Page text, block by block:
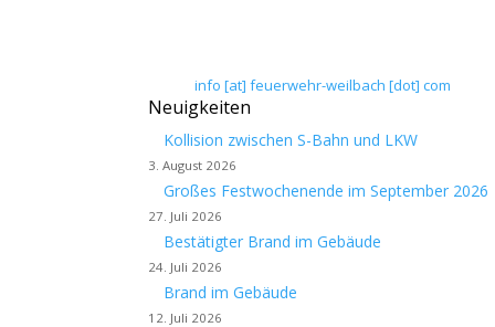
E-Mail:info [at] feuerwehr-weilbach [dot] com
Neuigkeiten
Kollision zwischen S-Bahn und LKW
3. August 2026
Großes Festwochenende im September 2026
27. Juli 2026
Bestätigter Brand im Gebäude
24. Juli 2026
Brand im Gebäude
12. Juli 2026